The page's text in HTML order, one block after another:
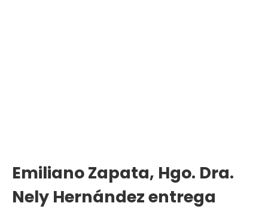
Emiliano Zapata, Hgo. Dra.
Nely Hernández entrega